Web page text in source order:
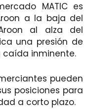
MATIC es
a la baja del
al alza del
una presión de
inminente.
pueden
posiciones para
a corto plazo.